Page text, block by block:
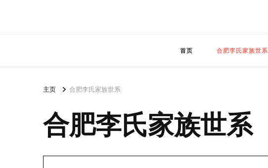
首页 合肥李氏家族世系
主页 合肥李氏家族世系
合肥李氏家族世系